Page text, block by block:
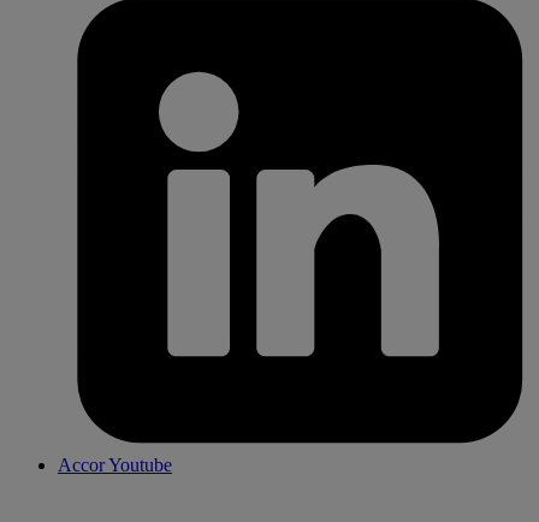
Accor Youtube